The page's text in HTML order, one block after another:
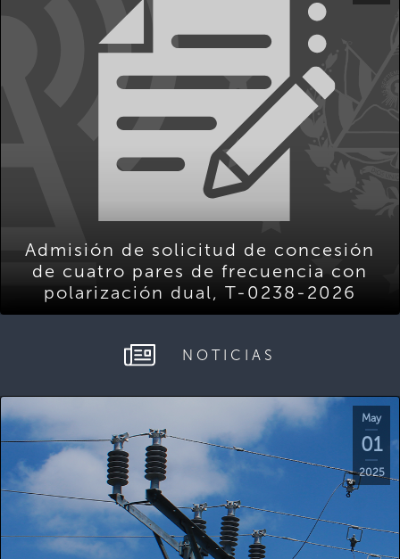
Admisión de solicitud de concesión
de cuatro pares de frecuencia con
polarización dual, T-0238-2026
NOTICIAS
May
01
2025